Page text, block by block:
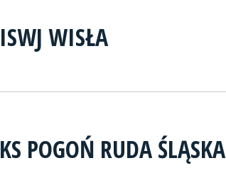
ISWJ WISŁA
KS POGOŃ RUDA ŚLĄSKA